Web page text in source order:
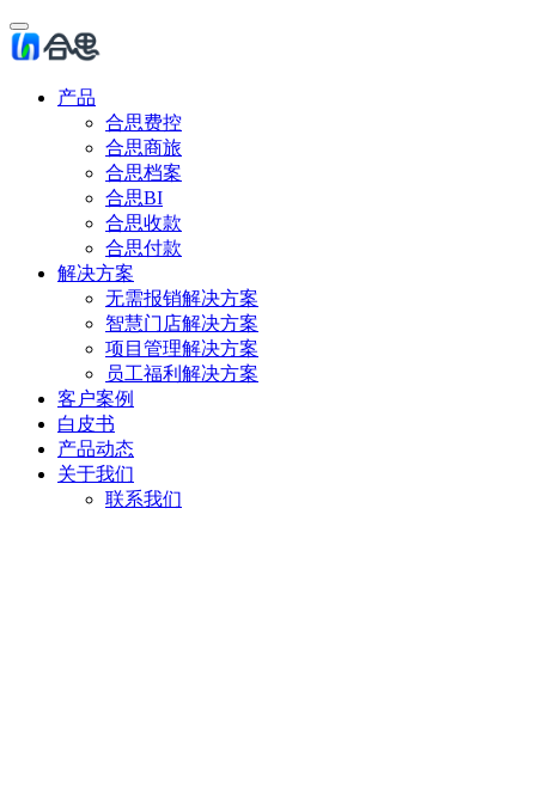
产品
合思费控
合思商旅
合思档案
合思BI
合思收款
合思付款
解决方案
无需报销解决方案
智慧门店解决方案
项目管理解决方案
员工福利解决方案
客户案例
白皮书
产品动态
关于我们
联系我们